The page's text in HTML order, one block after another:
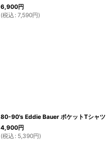
6,900円
(税込 : 7,590円)
80-90's Eddie Bauer ポケットTシャツ
4,900円
(税込 : 5,390円)